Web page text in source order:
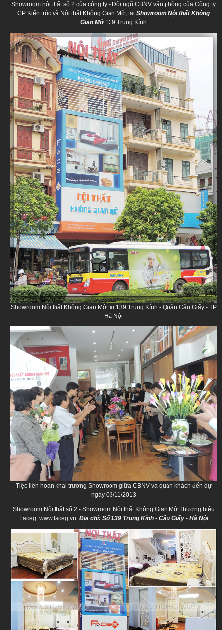
Showroom nội thất số 2 của công ty - Đội ngũ CBNV văn phòng của Công ty
CP Kiến trúc và Nội thất Không Gian Mở, tại Showroom Nội thất Không
Gian Mở139 Trung Kính
Showroom Nội thất Không Gian Mở tại 139 Trung Kính - Quận Cầu Giấy - TP
Hà Nội
Tiệc liên hoan khai trương Showroom giữa CBNV và quan khách đến dự
ngày 03/11/2013
Showroom Nội thất số 2 - Showroom Nội thất Không Gian Mở Thương hiệu
Faceg www.faceg.vn. Địa chỉ: Số 139 Trung Kính - Cầu Giấy - Hà Nội